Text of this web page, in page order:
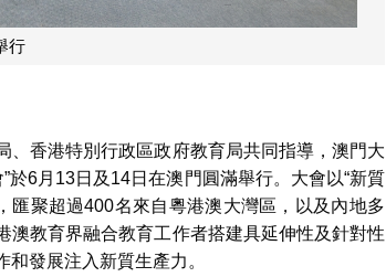
斌副司長致辭
、香港特別行政區政府教育局共同指導，澳門大
6月13日及14日在澳門圓滿舉行。大會以“新質
聚超過400名來自粵港澳大灣區，以及內地多
教育界融合教育工作者搭建具延伸性及針對性
發展注入新質生產力。